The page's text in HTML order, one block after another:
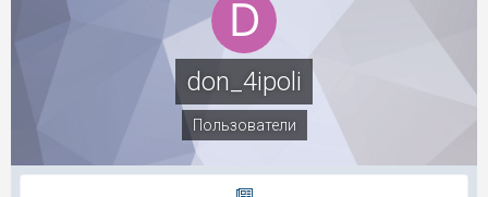
don_4ipoli
Пользователи